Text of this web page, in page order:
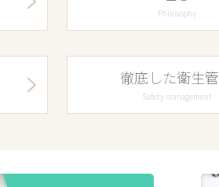
Philosophy
徹底した衛生
Safety management